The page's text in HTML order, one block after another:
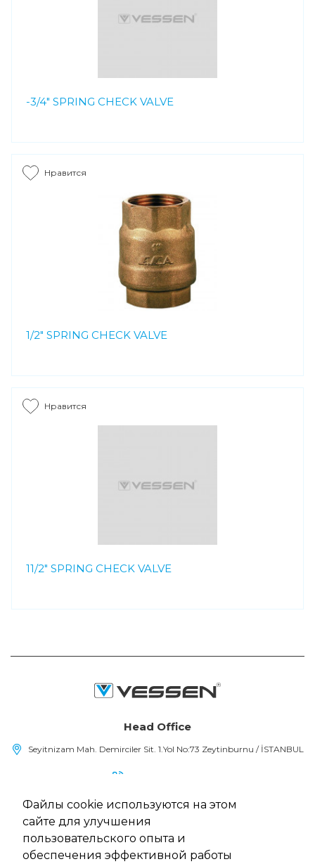
Файлы cookie используются на этом
сайте для улучшения
пользовательского опыта и
обеспечения эффективной работы
-3/4" SPRING CHECK VALVE
Нравится
1/2" SPRING CHECK VALVE
Нравится
11/2" SPRING CHECK VALVE
Head Office
Seyitnizam Mah. Demirciler Sit. 1.Yol No:73 Zeytinburnu / İSTANBUL
info@vessen.com